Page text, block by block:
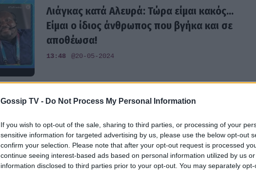
Gossip TV - Do Not Process My Personal Information
If you wish to opt-out of the sale, sharing to third parties, or processing of your
sensitive information for targeted advertising by us, please use the below opt-out
confirm your selection. Please note that after your opt-out request is processed
continue seeing interest-based ads based on personal information utilized by us
information disclosed to third parties prior to your opt-out. You may separately
Λιάγκας κατά Αλευρά: Τώρα είμαι κακός...
Είμαι ο ίδιος άνθρωπος που βγήκα και σε
αποθέωσα!
13:48 @20-05-2024
MEDIA
είπε “τάπα” την Μαρίνα Σάττι; Αν είναι
δυνατόν, γίνομαι έξαλλη!
13:03 @20-05-2024